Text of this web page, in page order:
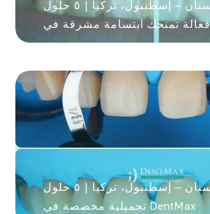
تصبغ الأسنان – إسطنبول، تركيا | ٥ حلول
فراغات الأسنان – إسطنبول، تركيا | ٥ حلول
تجميلية مخصصة في DentMax